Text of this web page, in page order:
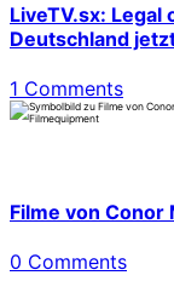
LiveTV.sx: Legal
Deutschland
1 Comments
Filme von Conor
0 Comments